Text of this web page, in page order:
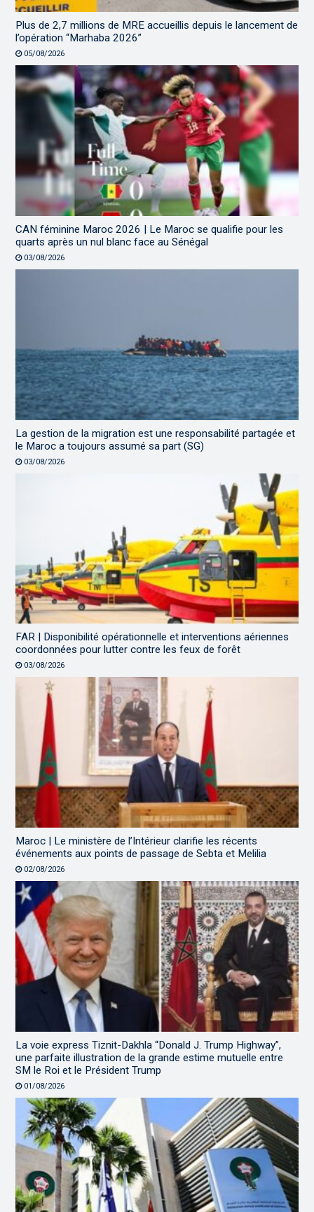
Plus de 2,7 millions de MRE accueillis depuis le lancement de
l’opération “Marhaba 2026”
05/08/2026
CAN féminine Maroc 2026 | Le Maroc se qualifie pour les
quarts après un nul blanc face au Sénégal
03/08/2026
La gestion de la migration est une responsabilité partagée et
le Maroc a toujours assumé sa part (SG)
03/08/2026
FAR | Disponibilité opérationnelle et interventions aériennes
coordonnées pour lutter contre les feux de forêt
03/08/2026
Maroc | Le ministère de l’Intérieur clarifie les récents
événements aux points de passage de Sebta et Melilia
02/08/2026
La voie express Tiznit-Dakhla “Donald J. Trump Highway”,
une parfaite illustration de la grande estime mutuelle entre
SM le Roi et le Président Trump
01/08/2026